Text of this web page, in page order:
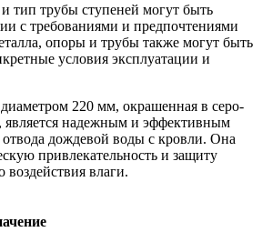
тип трубы ступеней могут быть
с требованиями и предпочтениями
опоры и трубы также могут быть
условия эксплуатации и
220 мм, окрашенная в серо-
является надежным и эффективным
дождевой воды с кровли. Она
привлекательность и защиту
воздействия влаги.